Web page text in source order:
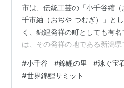
市は、伝統工芸の「小千谷縮
千市紬（おぢや つむぎ）」と
く、錦鯉発祥の町としても有
は、その発祥の地である新潟
千谷錦鯉の里」に世界各国の要
されたようです。 模様の鮮や
#小千谷 #錦鯉の里 #泳ぐ宝
#世界錦鯉サミット